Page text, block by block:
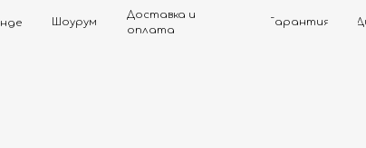
Дизайнерам
Доставка и
оплата
Шоурум